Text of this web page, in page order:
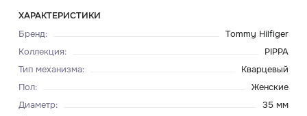
ХАРАКТЕРИСТИКИ
Бренд:
Tommy Hilfiger
Коллекция:
PIPPA
Тип механизма:
Кварцевый
Пол:
Женские
Диаметр:
35 мм